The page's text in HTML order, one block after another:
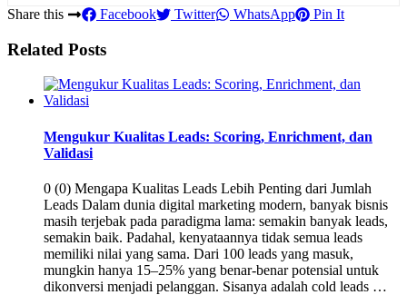
Share this Facebook Twitter WhatsApp Pin It
Related Posts
Mengukur Kualitas Leads: Scoring, Enrichment, dan
Validasi
0 (0) Mengapa Kualitas Leads Lebih Penting dari Jumlah
Leads Dalam dunia digital marketing modern, banyak bisnis
masih terjebak pada paradigma lama: semakin banyak leads,
semakin baik. Padahal, kenyataannya tidak semua leads
memiliki nilai yang sama. Dari 100 leads yang masuk,
mungkin hanya 15–25% yang benar-benar potensial untuk
dikonversi menjadi pelanggan. Sisanya adalah cold leads …